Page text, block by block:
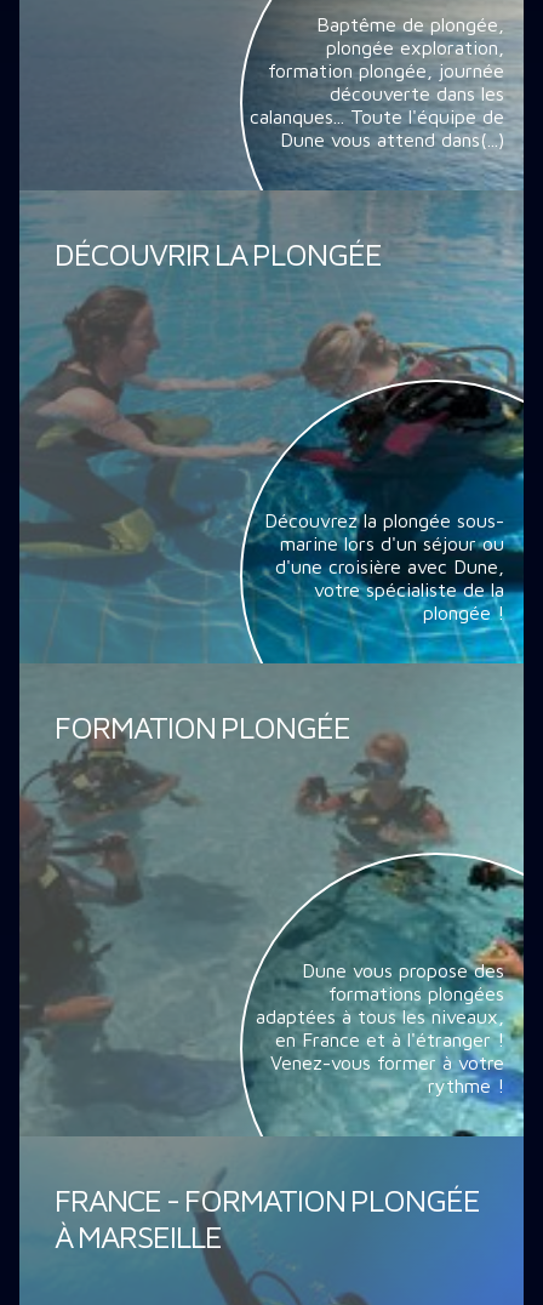
Baptême de plongée,
plongée exploration,
formation plongée, journée
découverte dans les
calanques... Toute l'équipe de
Dune vous attend dans(...)
DÉCOUVRIR LA PLONGÉE
Découvrez la plongée sous-
marine lors d'un séjour ou
d'une croisière avec Dune,
votre spécialiste de la
plongée !
FORMATION PLONGÉE
Dune vous propose des
formations plongées
adaptées à tous les niveaux,
en France et à l'étranger !
Venez-vous former à votre
rythme !
FRANCE - FORMATION PLONGÉE
À MARSEILLE